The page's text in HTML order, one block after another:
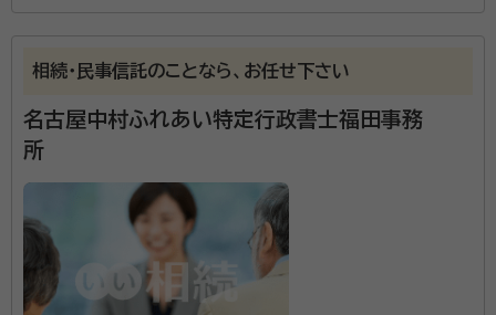
資格等： 特定行政書士
相続・民事信託のことなら、お任せ下さい
名古屋中村ふれあい特定行政書士福田事務
所